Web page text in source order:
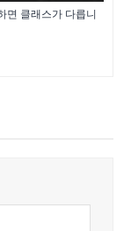
면 클래스가 다릅니